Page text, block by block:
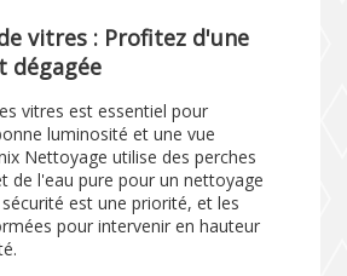
vitres : Profitez d'une
dégagée
vitres est essentiel pour
luminosité et une vue
Nettoyage utilise des perches
de l'eau pure pour un nettoyage
est une priorité, et les
pour intervenir en hauteur